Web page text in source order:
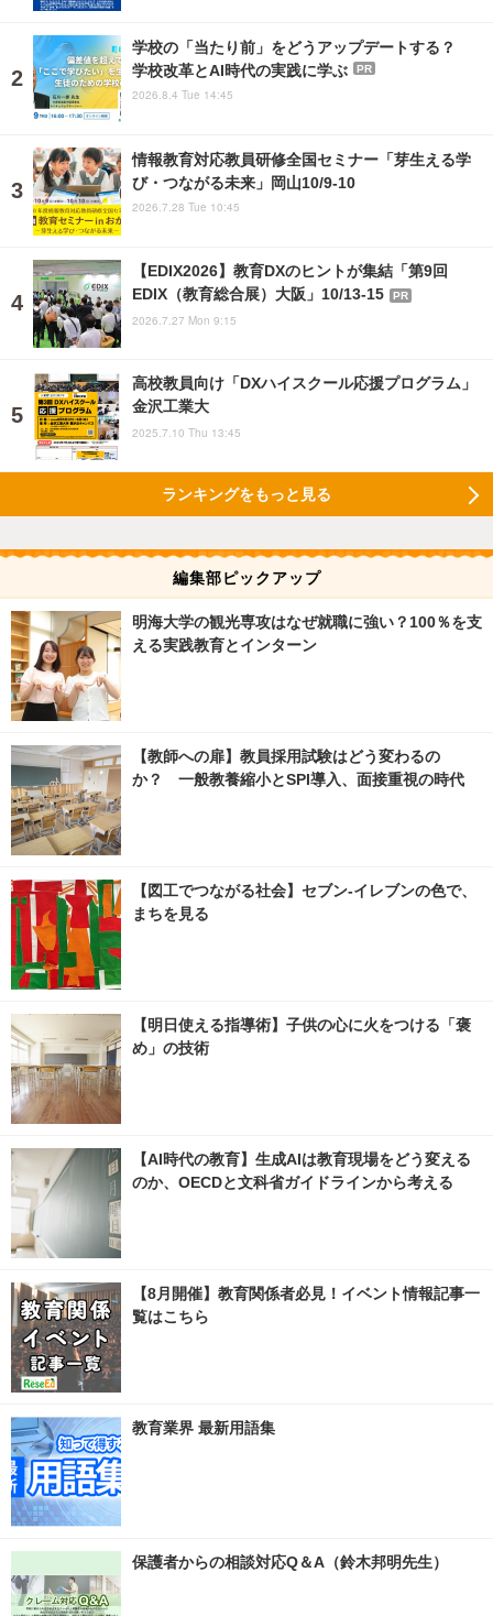
学校の「当たり前」をどうアップデートする？
学校改革とAI時代の実践に学ぶ
PR
2026.8.4 Tue 14:45
情報教育対応教員研修全国セミナー「芽生える学
び・つながる未来」岡山10/9-10
2026.7.28 Tue 10:45
【EDIX2026】教育DXのヒントが集結「第9回
EDIX（教育総合展）大阪」10/13-15
PR
2026.7.27 Mon 9:15
高校教員向け「DXハイスクール応援プログラム」
金沢工業大
2025.7.10 Thu 13:45
ランキングをもっと見る
編集部ピックアップ
明海大学の観光専攻はなぜ就職に強い？100％を支
える実践教育とインターン
【教師への扉】教員採用試験はどう変わるの
か？ 一般教養縮小とSPI導入、面接重視の時代
【図工でつながる社会】セブン‐イレブンの色で、
まちを見る
【明日使える指導術】子供の心に火をつける「褒
め」の技術
【AI時代の教育】生成AIは教育現場をどう変える
のか、OECDと文科省ガイドラインから考える
【8月開催】教育関係者必見！イベント情報記事一
覧はこちら
教育業界 最新用語集
保護者からの相談対応Q＆A（鈴木邦明先生）